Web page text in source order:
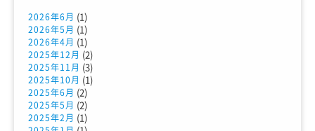
2026年6月 (1)
2026年5月 (1)
2026年4月 (1)
2025年12月 (2)
2025年11月 (3)
2025年10月 (1)
2025年6月 (2)
2025年5月 (2)
2025年2月 (1)